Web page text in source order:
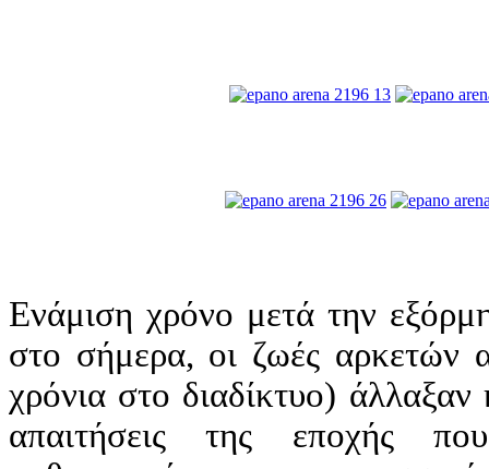
Ενάμιση χρόνο μετά την
στο σήμερα, οι ζωές
χρόνια στο διαδίκτυο)
απαιτήσεις της εποχής